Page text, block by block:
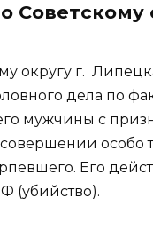
округу г.
дела по
мужчины с
особо
Его
(убийство).